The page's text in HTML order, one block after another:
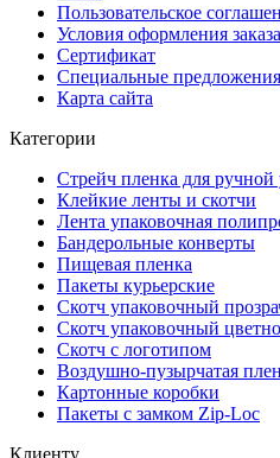
Пользовательское
Условия оформления заказа
Сертификат
Специальные предложения
Карта сайта
Категории
Стрейч пленка для ручной
Клейкие ленты и скотчи
Лента упаковочная
Бандерольные конверты
Пищевая пленка
Пакеты курьерские
Cкотч упаковочный
Скотч упаковочный
Cкотч с логотипом
Воздушно-пузырчатая
Картонные коробки
Пакеты с замком Zip-Loc
Клиенту